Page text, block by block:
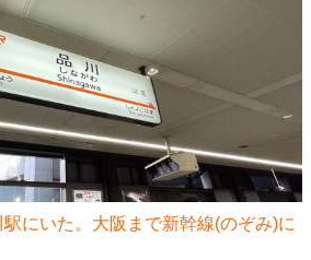
にいた。大阪まで新幹線(のぞみ)に